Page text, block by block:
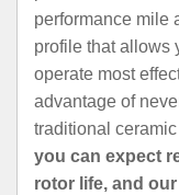
performance mile
profile that allows
operate most
advantage of
traditional
you can expect
rotor life, and